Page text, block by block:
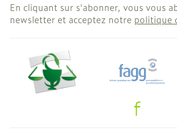
En cliquant sur s'abonner, vous vous
newsletter et acceptez notre politique